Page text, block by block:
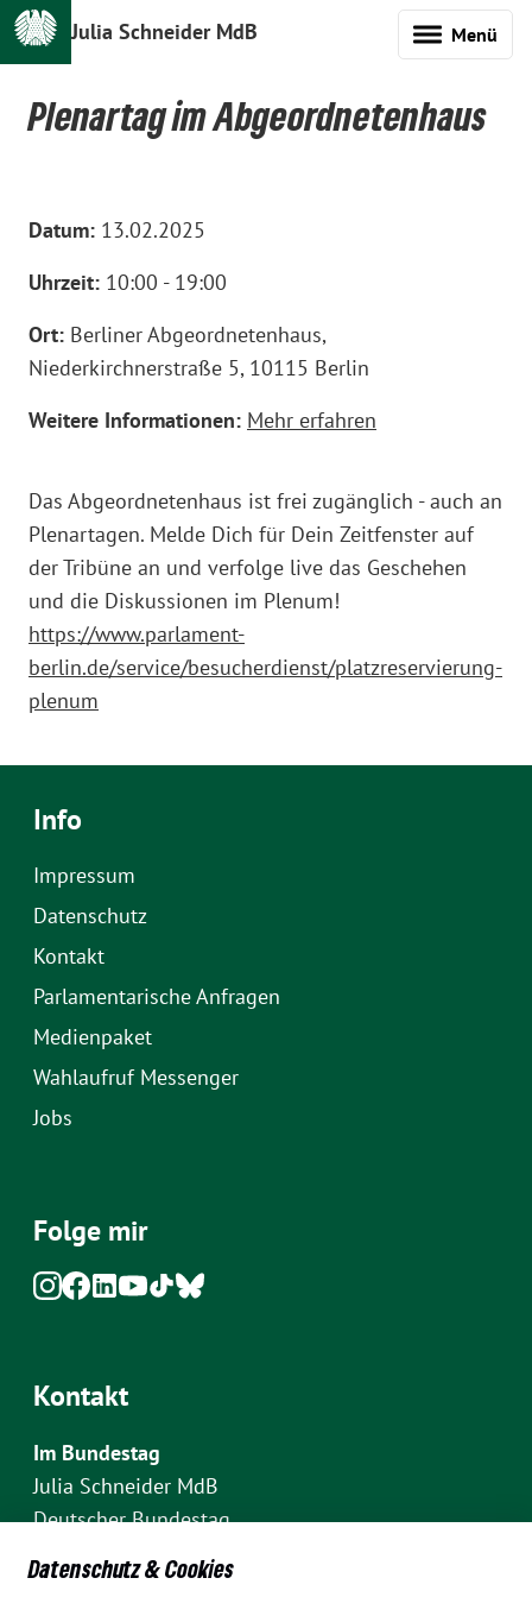
Julia Schneider MdB Menü
Plenartag im Abgeordnetenhaus
Datum: 13.02.2025
Uhrzeit: 10:00 - 19:00
Ort: Berliner Abgeordnetenhaus,
Niederkirchnerstraße 5, 10115 Berlin
Weitere Informationen: Mehr erfahren
Das Abgeordnetenhaus ist frei zugänglich - auch an
Plenartagen. Melde Dich für Dein Zeitfenster auf
der Tribüne an und verfolge live das Geschehen
und die Diskussionen im Plenum!
https://www.parlament-
berlin.de/service/besucherdienst/platzreservierung-
plenum
Info
Impressum
Datenschutz
Kontakt
Parlamentarische Anfragen
Medienpaket
Wahlaufruf Messenger
Jobs
Folge mir
Kontakt
Im Bundestag
Julia Schneider MdB
Deutscher Bundestag
Fraktion Bündnis 90/Die Grünen
Platz der Republik 1
Datenschutz & Cookies